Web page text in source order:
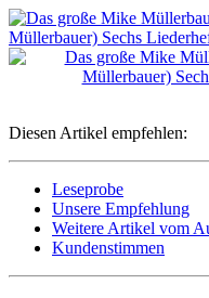
Diesen Artikel empfehlen:
Leseprobe
Unsere Empfehlung
Weitere Artikel vom
Kundenstimmen